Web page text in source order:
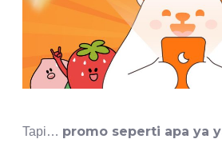
Tapi… promo seperti apa ya